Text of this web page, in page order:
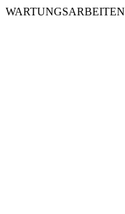
WARTUNGSARBEITEN